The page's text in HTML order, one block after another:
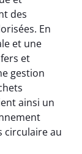
des
En
et une
et
gestion
ainsi un
circulaire au